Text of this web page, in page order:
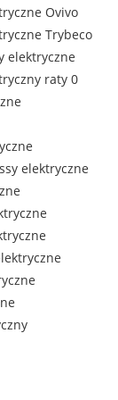
Ovivo
Trybeco
elektryczne
raty 0
elektryczne